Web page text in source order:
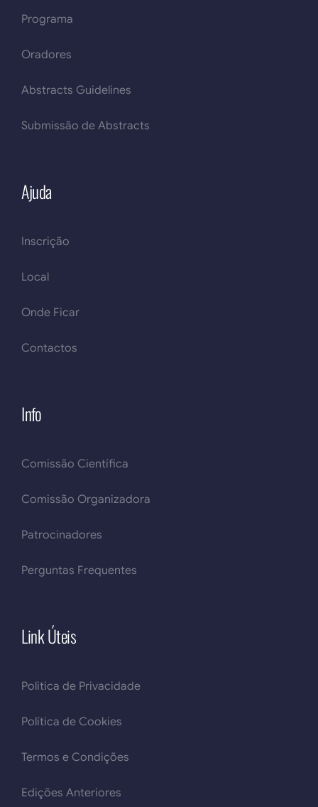
Programa
Oradores
Abstracts Guidelines
Submissão de Abstracts
Ajuda
Inscrição
Local
Onde Ficar
Contactos
Info
Comissão Científica
Comissão Organizadora
Patrocinadores
Perguntas Frequentes
Link Úteis
Politica de Privacidade
Política de Cookies
Termos e Condições
Edições Anteriores